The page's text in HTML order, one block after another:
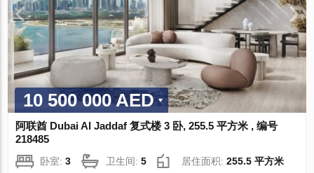
10 500 000 AED
阿联酋 Dubai Al Jaddaf 复式楼 3 卧, 255.5 平方米 , 编号
218485
卧室:3 卫生间:5 居住面积:255.5 平方米